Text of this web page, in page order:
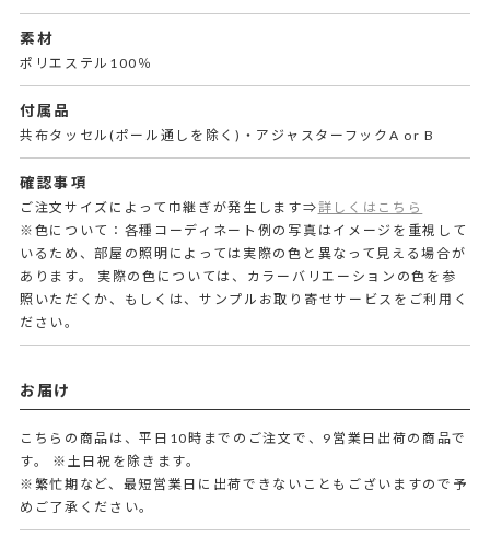
素材
ポリエステル100％
付属品
共布タッセル(ポール通しを除く)・アジャスターフックA or B
確認事項
ご注文サイズによって巾継ぎが発生します⇒詳しくはこちら
※色について：各種コーディネート例の写真はイメージを重視して
いるため、部屋の照明によっては実際の色と異なって見える場合が
あります。 実際の色については、カラーバリエーションの色を参
照いただくか、もしくは、サンプルお取り寄せサービスをご利用く
ださい。
お届け
こちらの商品は、平日10時までのご注文で、9営業日出荷の商品で
す。
※土日祝を除きます。
※繁忙期など、最短営業日に出荷できないこともございますので予
めご了承ください。